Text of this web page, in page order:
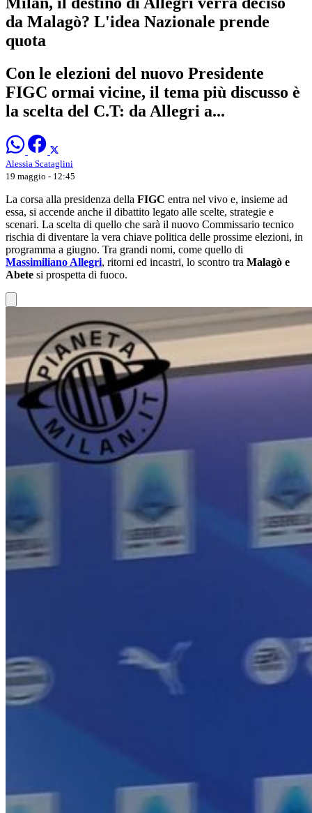
da Malagò? L'idea Nazionale prende
quota
Con le elezioni del nuovo Presidente
FIGC ormai vicine, il tema più discusso è
la scelta del C.T: da Allegri a...
Alessia Scataglini
19 maggio - 12:45
La corsa alla presidenza della FIGC entra nel vivo e, insieme ad
essa, si accende anche il dibattito legato alle scelte, strategie e
scenari. La scelta di quello che sarà il nuovo Commissario tecnico
rischia di diventare la vera chiave politica delle prossime elezioni, in
programma a giugno. Tra grandi nomi, come quello di
Massimiliano Allegri, ritorni ed incastri, lo scontro tra Malagò e
Abete si prospetta di fuoco.